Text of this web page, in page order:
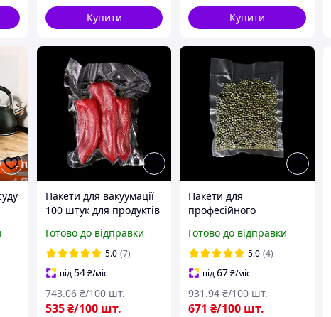
Купити Купити
Пакети для вакуумації
100 штук для продуктів
пакети для
вакууматора
Готово до відправки
5.0 (7)
від54₴/міс
535₴/100 шт.
743.06 ₴/100 шт.
Пакети для
професійного
30×19 см вакуумні
пакети для харчових
продуктів
Готово до відправки
5.0 (4)
від67₴/міс
671 ₴/100 шт.
931.94 ₴/100 шт.